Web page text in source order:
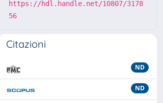
https://hdl.handle.net/10807/3178
56
Citazioni
ND
ND